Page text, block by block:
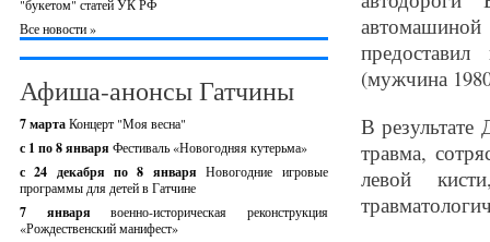
"букетом" статей УК РФ
Все новости »
Афиша-анонсы Гатчины
7 мартаКонцерт "Моя весна"
с 1 по 8 января Фестиваль «Новогодняя кутерьма»
с 24 декабря по 8 январяНовогодние игровые
программы для детей в Гатчине
7 январявоенно-историческая реконструкция
«Рождественский манифест»
(мужчина
В результате
травма,
левой